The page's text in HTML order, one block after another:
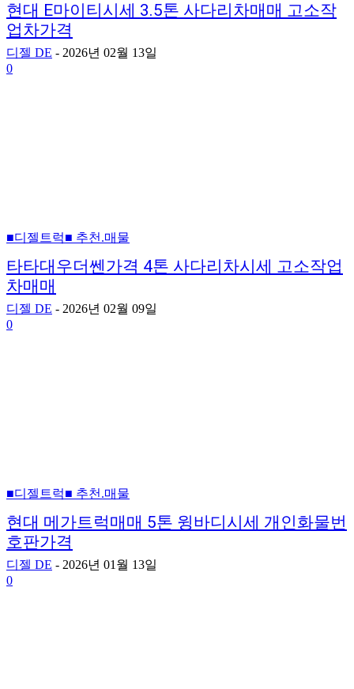
현대 E마이티시세 3.5톤 사다리차매매 고소작
업차가격
디젤 DE - 2026년 02월 13일
0
■디젤트럭■ 추천.매물
타타대우더쎈가격 4톤 사다리차시세 고소작업
차매매
디젤 DE - 2026년 02월 09일
0
■디젤트럭■ 추천.매물
현대 메가트럭매매 5톤 윙바디시세 개인화물번
호판가격
디젤 DE - 2026년 01월 13일
0